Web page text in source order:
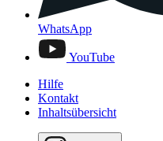
WhatsApp
YouTube
Hilfe
Kontakt
Inhaltsübersicht